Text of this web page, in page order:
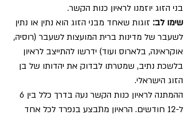
בני הזוג יוזמנו לראיון כנות הקשר.
שימו לב: זוגות שאחד מבני הזוג הוא נתין או נתין
לשעבר של מדינות ברית המועצות לשעבר (רוסיה,
אוקראינה, בלארוס ועוד) ידרשו להתייצב לראיון
בלשכת נתיב, שמטרתו לבדוק את יהדותו של בן
הזוג הישראלי.
ל-12 חודשים. הראיון מתבצע בנפרד לכל אחד